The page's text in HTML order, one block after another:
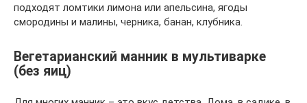
подходят ломтики лимона или апельсина, ягоды
смородины и малины, черника, банан, клубника.
Вегетарианский манник в мультиварке
(без яиц)